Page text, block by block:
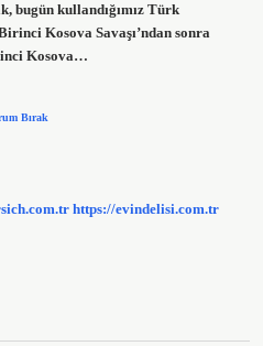
bugün kullandığımız Türk
Kosova Savaşı’ndan sonra
Kosova…
Bırak
https://evindelisi.com.tr